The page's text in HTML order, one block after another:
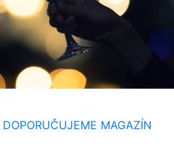
DOPORUČUJEME MAGAZÍN